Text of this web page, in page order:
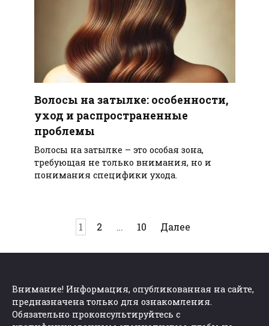
Волосы на затылке: особенности,
уход и распространенные
проблемы
Волосы на затылке – это особая зона,
требующая не только внимания, но и
понимания специфики ухода.
1 2 … 10 Далее
Внимание! Информация, опубликованная на сайте,
предназначена только для ознакомления.
Обязательно проконсультируйтесь с